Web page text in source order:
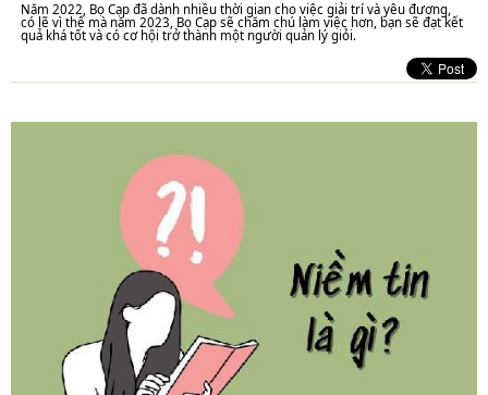
Năm 2022, Bọ Cạp đã dành nhiều thời gian cho việc giải trí và yêu đương,
có lẽ vì thế mà năm 2023, Bọ Cạp sẽ chăm chú làm việc hơn, bạn sẽ đạt kết
quả khá tốt và có cơ hội trở thành một người quản lý giỏi.